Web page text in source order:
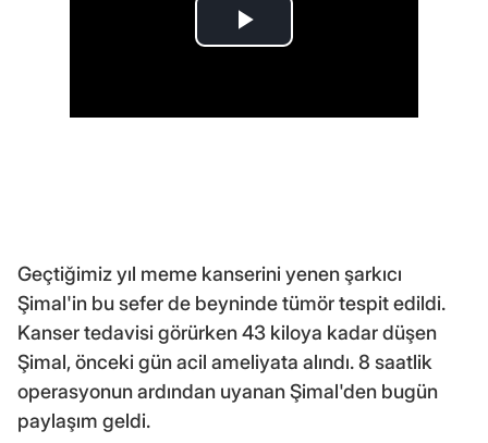
Geçtiğimiz yıl meme kanserini yenen şarkıcı
Şimal'in bu sefer de beyninde tümör tespit edildi.
Kanser tedavisi görürken 43 kiloya kadar düşen
Şimal, önceki gün acil ameliyata alındı. 8 saatlik
operasyonun ardından uyanan Şimal'den bugün
paylaşım geldi.